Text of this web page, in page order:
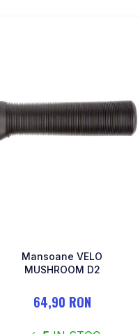
Mansoane VELO
MUSHROOM D2
64,90 RON